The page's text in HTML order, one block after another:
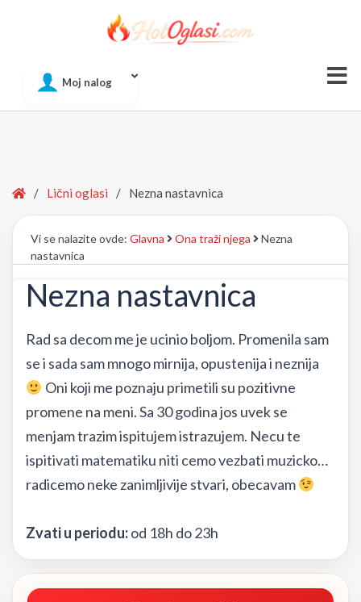
Moj nalog
Home
/ Lični oglasi / Nezna nastavnica
Vi se nalazite ovde: Glavna Ona traži njega
Nezna
nastavnica
Nezna nastavnica
Rad sa decom me je ucinio boljom. Promenila sam
se i sada sam mnogo mirnija, opustenija i neznija
Oni koji me poznaju primetili su pozitivne
promene na meni. Sa 30 godina jos uvek se
menjam trazim ispitujem istrazujem. Necu te
ispitivati matematiku niti cemo vezbati muzicko…
radicemo neke zanimljivije stvari, obecavam
Zvati u periodu:od 18h do 23h